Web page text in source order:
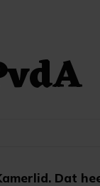
Dat